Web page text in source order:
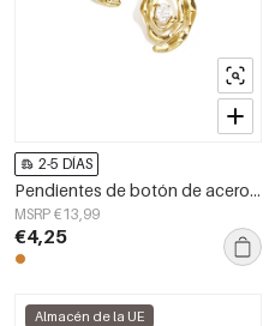
2-5 DÍAS
Pendientes de botón de acero inoxidable con forma irregular, sencillos, de la serie Daily Simple, joyería para mujer.
MSRP €13,99
€4,25
Almacén de la UE